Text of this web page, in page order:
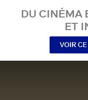
DU CINÉMA
ET
VOIR